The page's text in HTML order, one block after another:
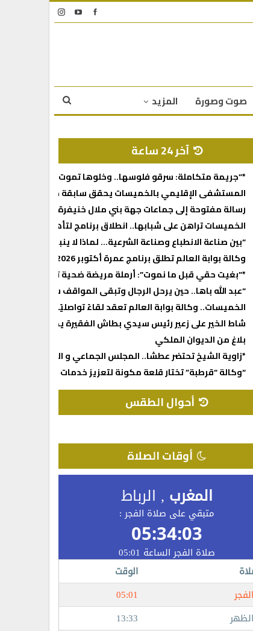
صوت وصورة المزيد
آخر 24 ساعة
*”جريمة متكاملة: سرقو فلوسها.. وخلوها تموت.. والصيدلية
المستشفى الإقليمي بالخميسات يحقق سابقة طبية بإجراء أول
رسالة مفتوحة إلى جماعات جهة بني ملال خنيفرة
الخميسات تراهن على شبابها.. انطلاق برنامج لتأهيل حاملي
“بين صناعة الانطباع وصناعة الشرعية… لماذا لا ينبغي استباق
وكالة بوابة العالم تطلق برنامج عمرة أكتوبر 2026 برحلات مباشرة وإقامة بفنادق متميزة
*”بغيت حقي قبل ما نموت”: أرملة مريضة ضحية تزوير ونصب بـ 360 مليون.. وشكاية رسمية تهز محكمة الاستئناف بفاس*
“عبد الله باها.. حين يرحل الرجال وتبقى المواقف شاهدة على
الخميسات.. وكالة بوابة العالم تعقد لقاءً تواصليًا لتأطير
شاط الخير على زعير رئيس سيدي بطاش الفقيرة يدعم مهرجان
بلاغ من الديوان الملكي
*زاوية الشيخ تحتضر عطشا.. المجلس الجماعي و الشركة
“وكالة “قرطبة” تختار قلعة مكونة لتعزيز خدمات السفر..
أحوال الطقس
أوقات الصلاة